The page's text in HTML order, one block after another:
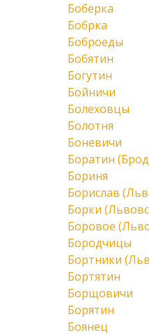
Боберка
Бобрка
Боброеды
Бобятин
Богутин
Бойничи
Болеховцы
Болотня
Боневичи
Боратин
Бориня
Борислав
Борки
Боровое
Бородчицы
Бортники
Бортятин
Борщовичи
Борятин
Боянец